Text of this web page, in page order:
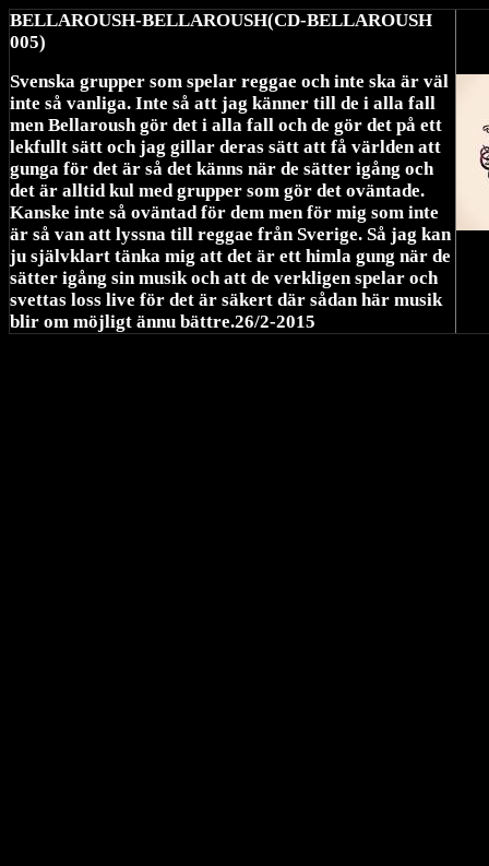
BELLAROUSH-BELLAROUSH(CD-BELLAROUSH
005)
Svenska grupper som spelar reggae och inte ska är väl
inte så vanliga. Inte så att jag känner till de i alla fall
men Bellaroush gör det i alla fall och de gör det på ett
lekfullt sätt och jag gillar deras sätt att få världen att
gunga för det är så det känns när de sätter igång och
det är alltid kul med grupper som gör det oväntade.
Kanske inte så oväntad för dem men för mig som inte
är så van att lyssna till reggae från Sverige. Så jag kan
ju självklart tänka mig att det är ett himla gung när de
sätter igång sin musik och att de verkligen spelar och
svettas loss live för det är säkert där sådan här musik
blir om möjligt ännu bättre.26/2-2015